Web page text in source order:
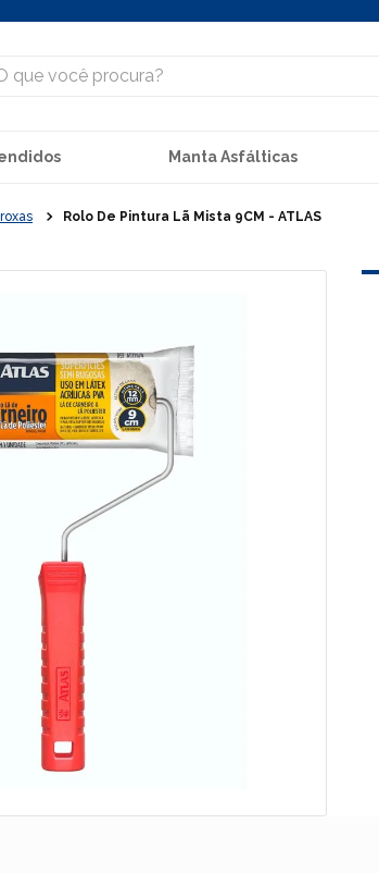
você procura?
Manta Asfálticas
Rolo De Pintura Lã Mista 9CM - ATLAS